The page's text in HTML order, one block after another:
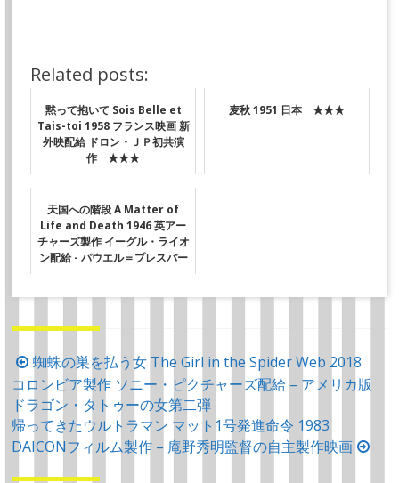
Related posts:
黙って抱いて Sois Belle et
Tais-toi 1958 フランス映画 新
外映配給 ドロン・ＪＰ初共演
作 ★★★
麦秋 1951 日本 ★★★
天国への階段 A Matter of
Life and Death 1946 英アー
チャーズ製作 イーグル・ライオ
ン配給 - パウエル＝プレスバー
投
稿
ナ
ビ
蜘蛛の巣を払う女 The Girl in the Spider Web 2018
コロンビア製作 ソニー・ピクチャーズ配給 – アメリカ版
ドラゴン・タトゥーの女第二弾
帰ってきたウルトラマン マット1号発進命令 1983
DAICONフィルム製作 – 庵野秀明監督の自主製作映画